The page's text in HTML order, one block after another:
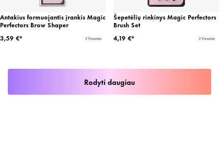
Antakius formuojantis įrankis Magic
Perfectors Brow Shaper
3,59 €*
3 Vienetai
Šepetėlių rinkinys Magic Perfectors
Brush Set
4,19 €*
3 Vienetai
Rodyti daugiau